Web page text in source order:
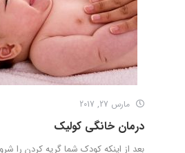
مارس 27, 2017
درمان خانگی کولیک
بعد از اینکه کودک شما گریه کردن را